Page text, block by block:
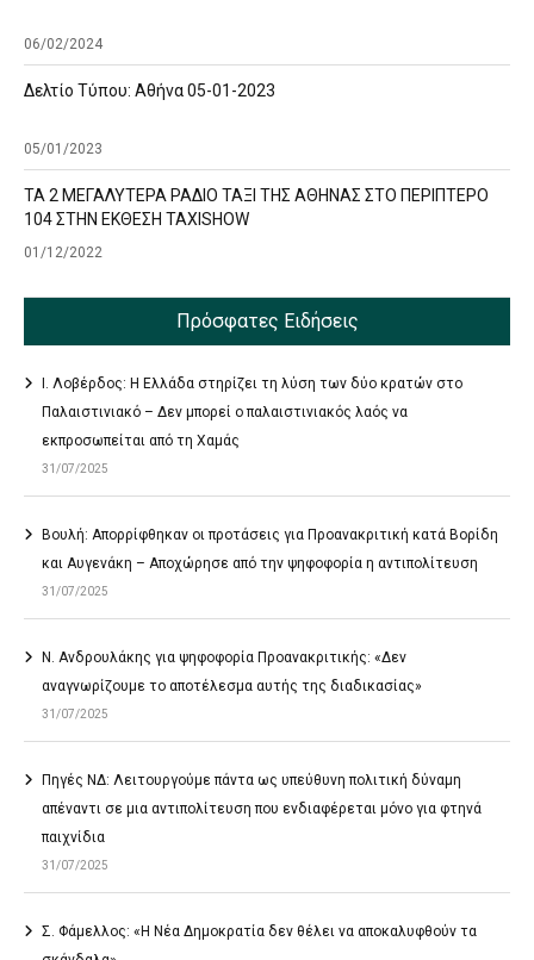
06/02/2024
Δελτίο Τύπου: Αθήνα 05-01-2023
05/01/2023
ΤΑ 2 ΜΕΓΑΛΥΤΕΡΑ ΡΑΔΙΟ ΤΑΞΙ ΤΗΣ ΑΘΗΝΑΣ ΣΤΟ ΠΕΡΙΠΤΕΡΟ
104 ΣΤΗΝ ΕΚΘΕΣΗ TAXISHOW
01/12/2022
Πρόσφατες Ειδήσεις
Ι. Λοβέρδος: Η Ελλάδα στηρίζει τη λύση των δύο κρατών στο
Παλαιστινιακό – Δεν μπορεί ο παλαιστινιακός λαός να
εκπροσωπείται από τη Χαμάς
31/07/2025
Βουλή: Απορρίφθηκαν οι προτάσεις για Προανακριτική κατά Βορίδη
και Αυγενάκη – Αποχώρησε από την ψηφοφορία η αντιπολίτευση
31/07/2025
Ν. Ανδρουλάκης για ψηφοφορία Προανακριτικής: «Δεν
αναγνωρίζουμε το αποτέλεσμα αυτής της διαδικασίας»
31/07/2025
Πηγές ΝΔ: Λειτουργούμε πάντα ως υπεύθυνη πολιτική δύναμη
απέναντι σε μια αντιπολίτευση που ενδιαφέρεται μόνο για φτηνά
παιχνίδια
31/07/2025
Σ. Φάμελλος: «Η Νέα Δημοκρατία δεν θέλει να αποκαλυφθούν τα